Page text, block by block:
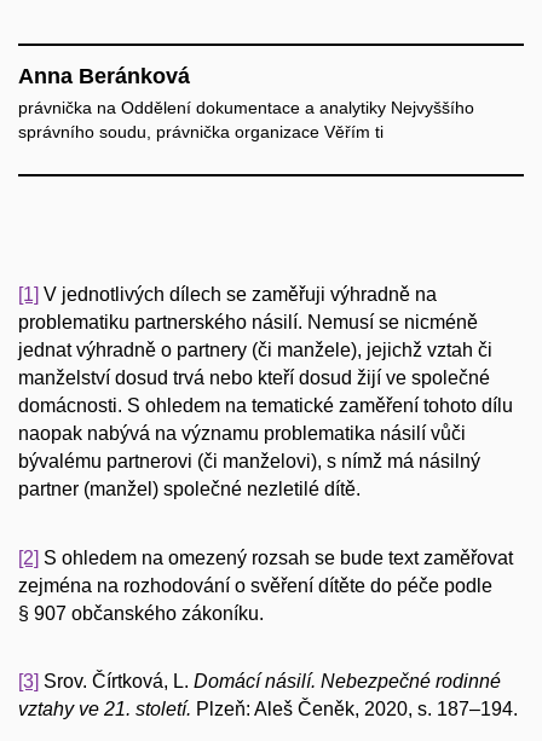
Anna Beránková
právnička na Oddělení dokumentace a analytiky Nejvyššího
správního soudu, právnička organizace Věřím ti
[1] V jednotlivých dílech se zaměřuji výhradně na
problematiku partnerského násilí. Nemusí se nicméně
jednat výhradně o partnery (či manžele), jejichž vztah či
manželství dosud trvá nebo kteří dosud žijí ve společné
domácnosti. S ohledem na tematické zaměření tohoto dílu
naopak nabývá na významu problematika násilí vůči
bývalému partnerovi (či manželovi), s nímž má násilný
partner (manžel) společné nezletilé dítě.
[2] S ohledem na omezený rozsah se bude text zaměřovat
zejména na rozhodování o svěření dítěte do péče podle
§ 907 občanského zákoníku.
[3] Srov. Čírtková, L. Domácí násilí. Nebezpečné rodinné
vztahy ve 21. století. Plzeň: Aleš Čeněk, 2020, s. 187–194.